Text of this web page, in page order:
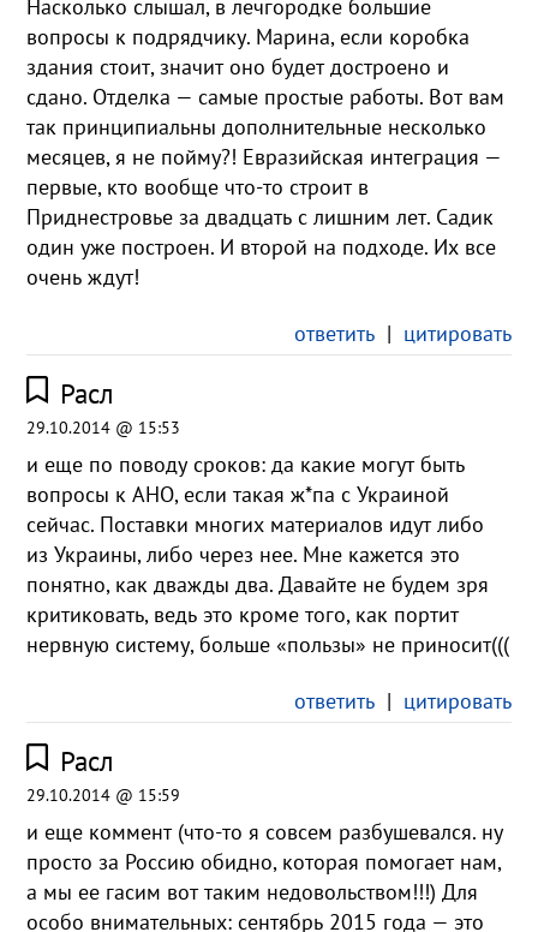
Насколько слышал, в лечгородке большие
вопросы к подрядчику. Марина, если коробка
здания стоит, значит оно будет достроено и
сдано. Отделка — самые простые работы. Вот вам
так принципиальны дополнительные несколько
месяцев, я не пойму?! Евразийская интеграция —
первые, кто вообще что-то строит в
Приднестровье за двадцать с лишним лет. Садик
один уже построен. И второй на подходе. Их все
очень ждут!
ответить| цитировать
Расл
29.10.2014 @ 15:53
и еще по поводу сроков: да какие могут быть
вопросы к АНО, если такая ж*па с Украиной
сейчас. Поставки многих материалов идут либо
из Украины, либо через нее. Мне кажется это
понятно, как дважды два. Давайте не будем зря
критиковать, ведь это кроме того, как портит
нервную систему, больше «пользы» не приносит(((
ответить| цитировать
Расл
29.10.2014 @ 15:59
и еще коммент (что-то я совсем разбушевался. ну
просто за Россию обидно, которая помогает нам,
а мы ее гасим вот таким недовольством!!!) Для
особо внимательных: сентябрь 2015 года — это